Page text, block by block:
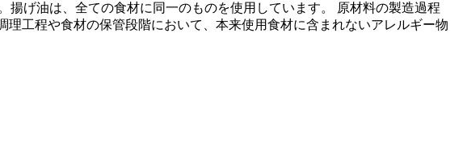
げ油は、全ての食材に同一のものを使用しています。 原材料の製造過程
工程や食材の保管段階において、本来使用食材に含まれないアレルギー物